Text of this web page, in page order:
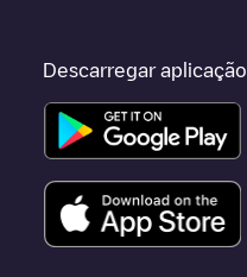
Descarregar aplicação